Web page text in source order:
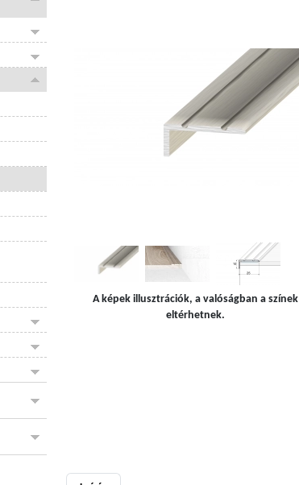
A képek illusztrációk, a valóságban a színek
eltérhetnek.